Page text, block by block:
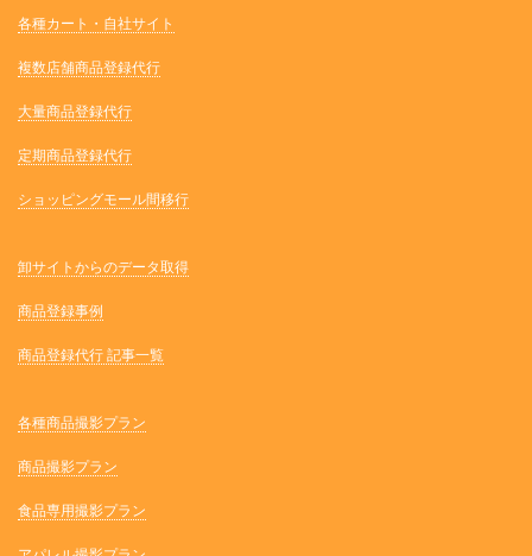
各種カート・自社サイト
複数店舗商品登録代行
大量商品登録代行
定期商品登録代行
ショッピングモール間移行
卸サイトからのデータ取得
商品登録事例
商品登録代行 記事一覧
各種商品撮影プラン
商品撮影プラン
食品専用撮影プラン